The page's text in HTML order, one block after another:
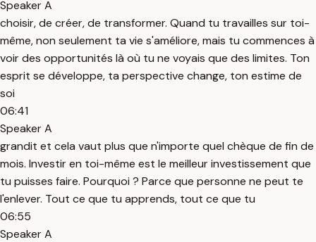
Speaker A
choisir, de créer, de transformer. Quand tu travailles sur toi-
même, non seulement ta vie s'améliore, mais tu commences à
voir des opportunités là où tu ne voyais que des limites. Ton
esprit se développe, ta perspective change, ton estime de
soi
06:41
Speaker A
grandit et cela vaut plus que n'importe quel chèque de fin de
mois. Investir en toi-même est le meilleur investissement que
tu puisses faire. Pourquoi ? Parce que personne ne peut te
l'enlever. Tout ce que tu apprends, tout ce que tu
06:55
Speaker A